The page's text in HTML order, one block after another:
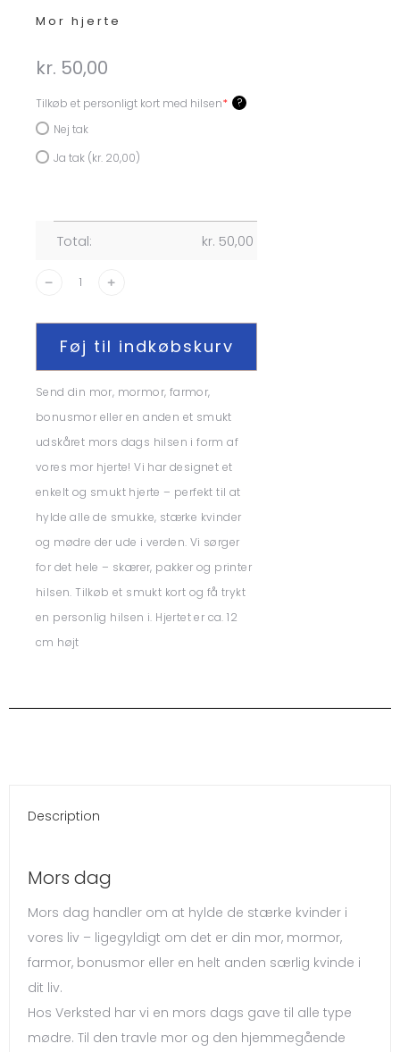
Mor hjerte
kr. 50,00
Tilkøb et personligt kort med hilsen*
?
Nej tak
Ja tak (kr. 20,00)
Total: kr. 50,00
Føj til indkøbskurv
Send din mor, mormor, farmor,
bonusmor eller en anden et smukt
udskåret mors dags hilsen i form af
vores mor hjerte! Vi har designet et
enkelt og smukt hjerte – perfekt til at
hylde alle de smukke, stærke kvinder
og mødre der ude i verden. Vi sørger
for det hele – skærer, pakker og printer
hilsen. Tilkøb et smukt kort og få trykt
en personlig hilsen i. Hjertet er ca. 12
cm højt
Description
Mors dag
Mors dag handler om at hylde de stærke kvinder i
vores liv – ligegyldigt om det er din mor, mormor,
farmor, bonusmor eller en helt anden særlig kvinde i
dit liv.
Hos Verksted har vi en mors dags gave til alle type
mødre. Til den travle mor og den hjemmegående